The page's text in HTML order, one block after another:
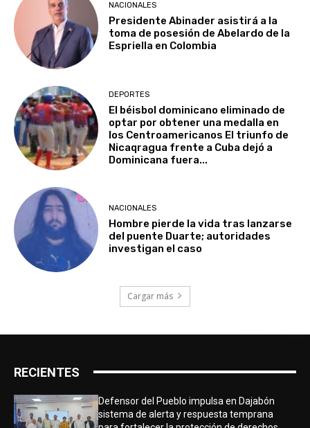
NACIONALES
Presidente Abinader asistirá a la
toma de posesión de Abelardo de la
Espriella en Colombia
DEPORTES
El béisbol dominicano eliminado de
optar por obtener una medalla en
los Centroamericanos El triunfo de
Nicaqragua frente a Cuba dejó a
Dominicana fuera...
NACIONALES
Hombre pierde la vida tras lanzarse
del puente Duarte; autoridades
investigan el caso
Cargar más
RECIENTES
Defensor del Pueblo impulsa en Dajabón
sistema de alerta y respuesta temprana